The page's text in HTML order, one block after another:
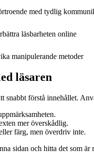
med tydlig
läsbarheten online
manipulerande metoder
läsaren
snabbt förstå innehållet.
mer överskådlig.
färg, men överdriv inte.
sidan och hitta det som